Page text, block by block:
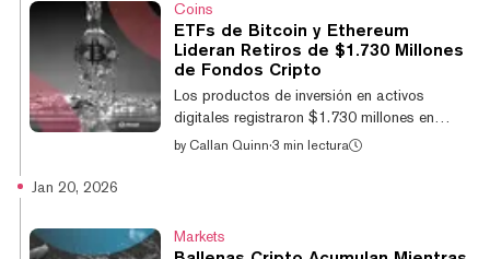
cripto registraron $288 millones en salidas
netas la semana pasada, llevando el total de
cinco semanas a aproximadamente $4.000
millones, según un informe de CoinShares
publicado el lunes. Los volúmenes de
negociación se des...
Coins
ETFs de Bitcoin y Ethereum
Lideran Retiros de $1.730 Millones
de Fondos Cripto
Los productos de inversión en activos
digitales registraron $1.730 millones en
salidas la semana pasada, marcando el
$1.090 millones saliendo durante la semana,
by Callan Quinn·3 min lectura
Jan 20, 2026
Markets